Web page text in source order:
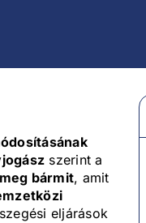
szerint a
bármit, amit
eljárások